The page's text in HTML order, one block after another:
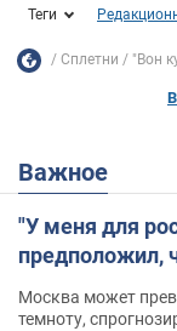
Теги
Сплетни "Вон
Важное
"У меня для
предположил,
Москва может
темноту,